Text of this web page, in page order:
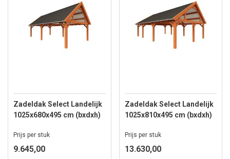
Zadeldak Select Landelijk
1025x680x495 cm (bxdxh)
Prijs per stuk
9.645,00
Zadeldak Select Landelijk
1025x810x495 cm (bxdxh)
Prijs per stuk
13.630,00